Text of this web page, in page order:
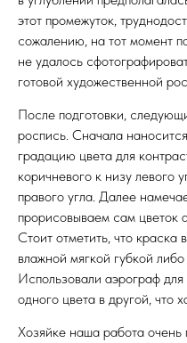
этот промежуток,
сожалению, на тот момент
не удалось
готовой художественной
После подготовки,
роспись. Сначала
градацию цвета для
коричневого к низу левого
правого угла. Далее
прорисовываем сам цветок
Стоит отметить, что краска
влажной мягкой губкой
Использовали аэрограф
одного цвета в другой, что
Хозяйке наша работа очень